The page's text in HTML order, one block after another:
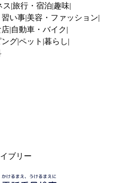
ス 旅行・宿泊 趣味
い事 美容・ファッション
店 自動車・バイク
ングペット 暮らし
ブリー